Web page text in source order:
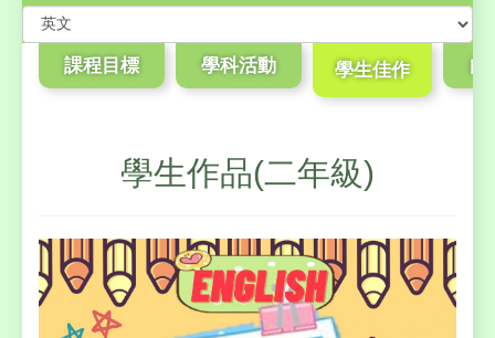
課程目標 學科活動 學生佳作 自
學生作品(二年級)